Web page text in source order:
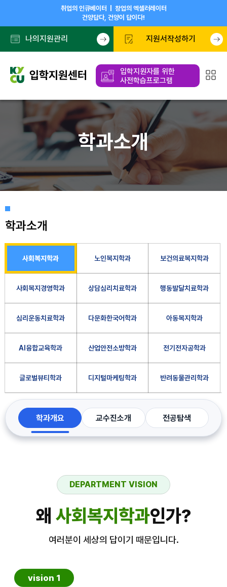
취업의 인큐베이터 | 창업의 엑셀러레이터
건양답다, 건양이 답이다!
나의지원관리 지원서작성하기
입학지원자를 위한
사전학습프로그램
학과소개
학과소개
사회복지학과 노인복지학과 보건의료복지학과
사회복지경영학과 상담심리치료학과 행동발달치료학과
심리운동치료학과 다문화한국어학과 아동복지학과
AI융합교육학과 산업안전소방학과 전기전자공학과
글로벌뷰티학과 디지털마케팅학과 반려동물관리학과
학과개요 교수진소개 전공탐색
DEPARTMENT VISION
왜 사회복지학과인가?
여러분이 세상의 답이기 때문입니다.
vision 1